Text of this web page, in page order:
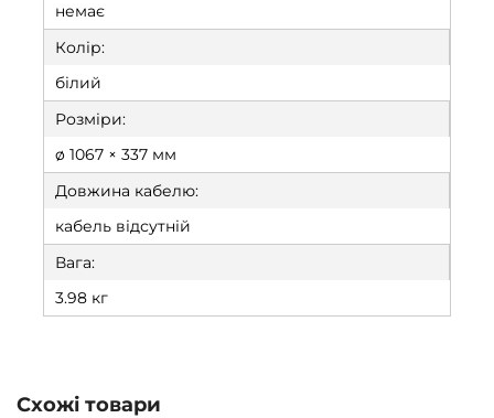
немає
Колір:
білий
Розміри:
ø 1067 × 337 мм
Довжина кабелю:
кабель відсутній
Вага:
3.98 кг
Схожі товари